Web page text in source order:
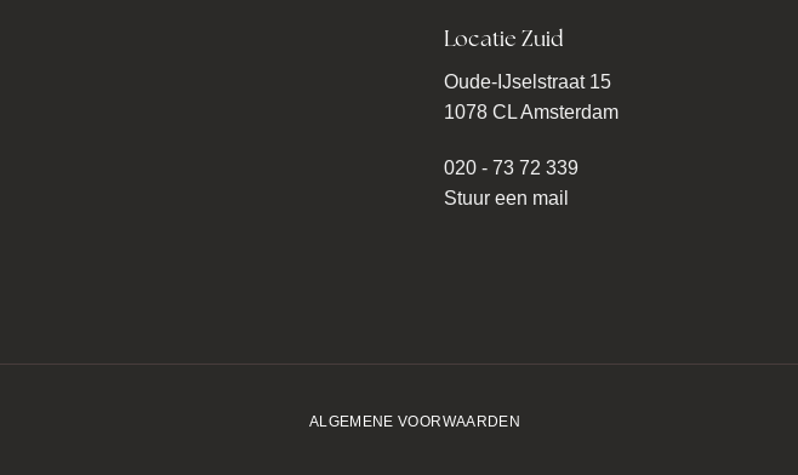
Locatie Zuid
Oude-IJselstraat 15
1078 CL Amsterdam
020 - 73 72 339
Stuur een mail
ALGEMENE VOORWAARDEN